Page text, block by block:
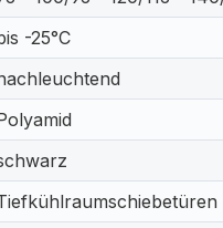
-25°C